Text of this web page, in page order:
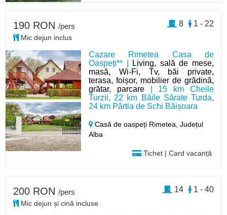
Cazare Rimetea Casa de
Oaspeți** |
Living, sală de mese,
masă, Wi-Fi, Tv, băi private,
terasa, foișor, mobilier de grădină,
grătar, parcare| 15 km Cheile
Turzii, 22 km Băile Sărate Turda,
24 km Pârtia de Schi Băișoara
Casă de oaspeți Rimetea,Județul
Alba
Tichet | Card vacanță
190 RON /pers
Mic dejun inclus
1 - 22
8
200 RON /pers
Mic dejun și cină incluse
1 - 40
14